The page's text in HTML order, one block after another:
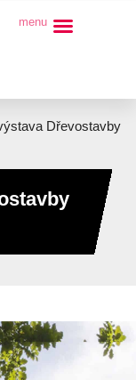
menu
Dřevostavby